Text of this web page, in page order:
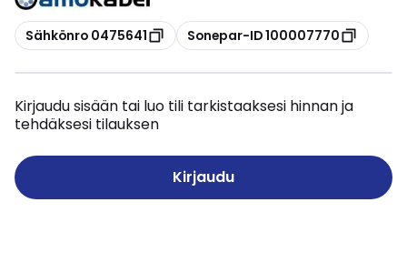
Kopioi
Sähkönro 0475641 Kopioi
Sonepar-ID 100007770
Kirjaudu sisään tai luo tili tarkistaaksesi hinnan ja
tehdäksesi tilauksen
Kirjaudu